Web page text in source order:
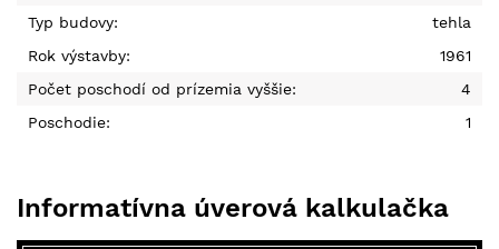
Typ budovy:
tehla
Rok výstavby:
1961
Počet poschodí od prízemia vyššie:
4
Poschodie:
1
Informatívna úverová kalkulačka